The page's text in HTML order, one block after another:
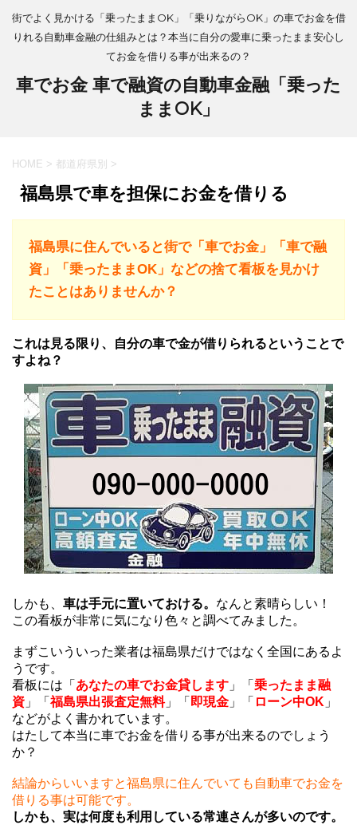
街でよく見かける「乗ったままOK」「乗りながらOK」の車でお金を借
りれる自動車金融の仕組みとは？本当に自分の愛車に乗ったまま安心し
てお金を借りる事が出来るの？
車でお金 車で融資の自動車金融「乗った
ままOK」
HOME > 都道府県別 >
福島県で車を担保にお金を借りる
福島県に住んでいると街で「車でお金」「車で融
資」「乗ったままOK」などの捨て看板を見かけ
たことはありませんか？
これは見る限り、自分の車で金が借りられるということで
すよね？
しかも、 車は手元に置いておける。 なんと素晴らしい！
この看板が非常に気になり色々と調べてみました。
まずこいういった業者は福島県だけではなく全国にあるよ
うです。
看板には「 あなたの車でお金貸します 」「 乗ったまま融
資 」「福島県出張査定無料」「 即現金 」「 ローン中OK 」
などがよく書かれています。
はたして本当に車でお金を借りる事が出来るのでしょう
か？
結論からいいますと福島県に住んでいても自動車でお金を
借りる事は可能です。
しかも、実は何度も利用している常連さんが多いのです。